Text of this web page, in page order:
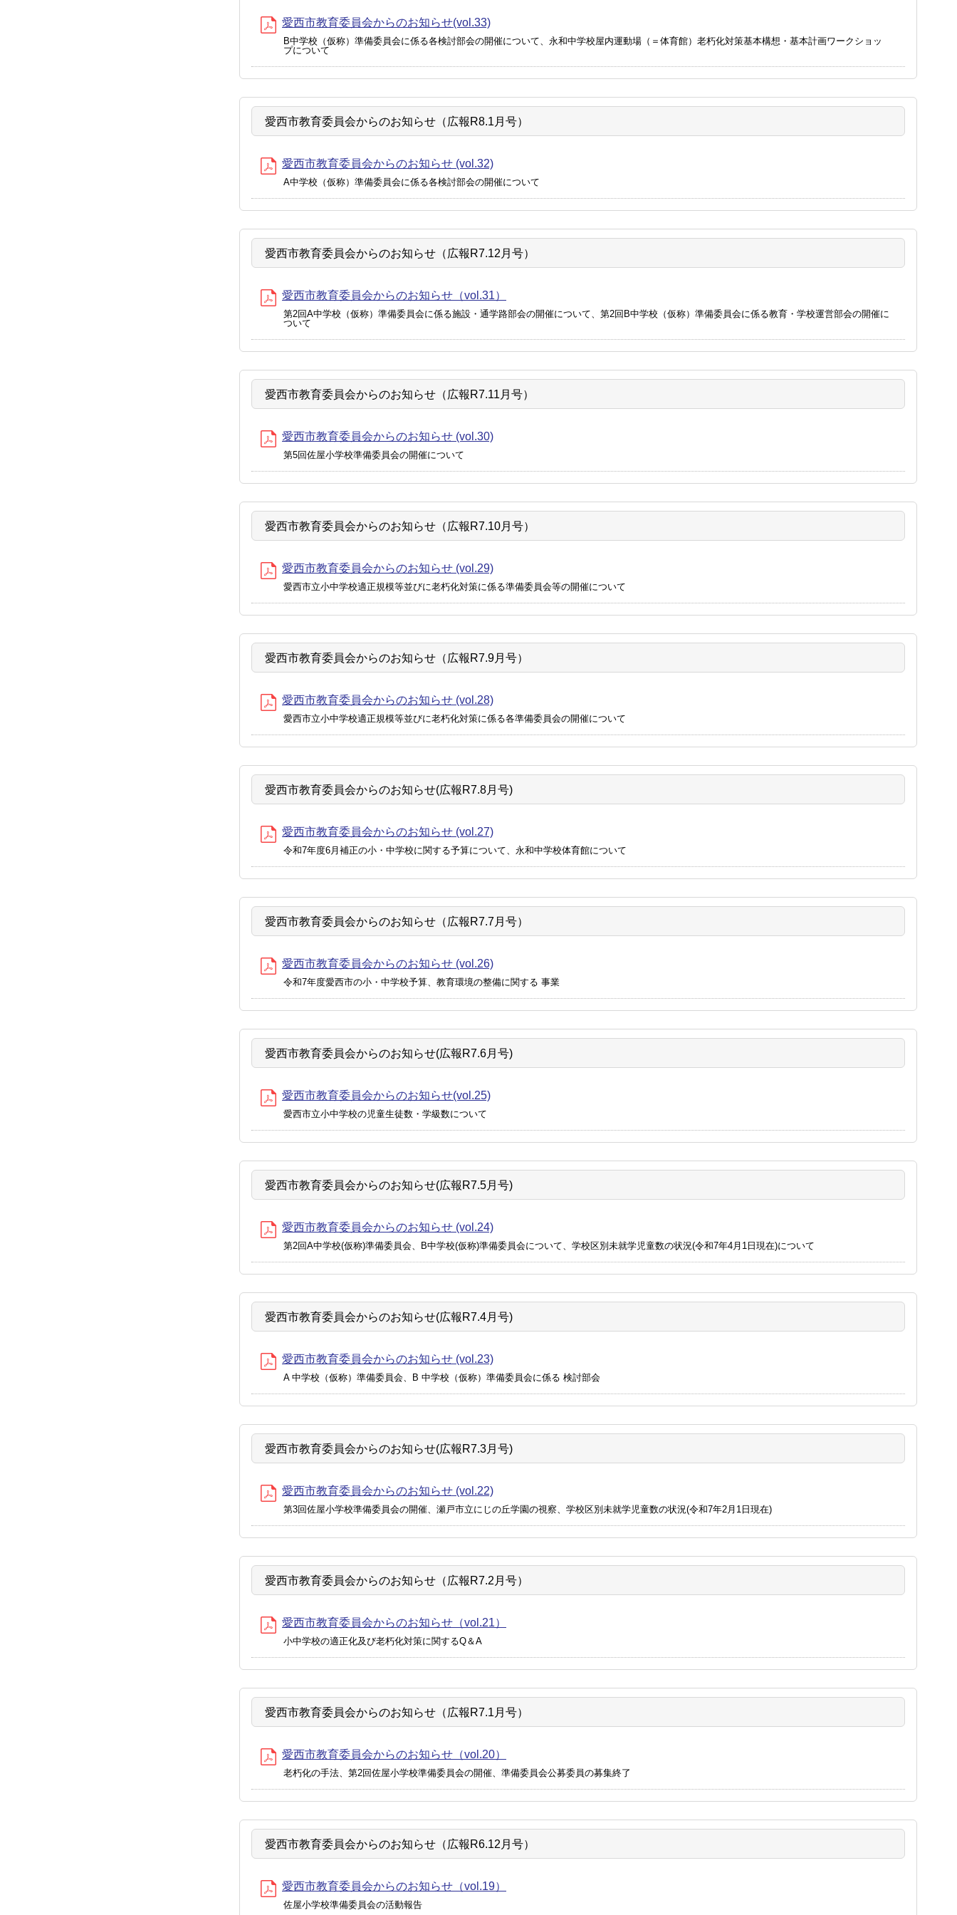
愛西市教育委員会からのお知らせ(vol.33)
B中学校（仮称）準備委員会に係る各検討部会の開催について、永和中学校屋内運動場（＝体育館）老朽化対策基本構想・基本計画ワークショッ
プについて
愛西市教育委員会からのお知らせ（広報R8.1月号）
愛西市教育委員会からのお知らせ (vol.32)
A中学校（仮称）準備委員会に係る各検討部会の開催について
愛西市教育委員会からのお知らせ（広報R7.12月号）
愛西市教育委員会からのお知らせ（vol.31）
第2回A中学校（仮称）準備委員会に係る施設・通学路部会の開催について、第2回B中学校（仮称）準備委員会に係る教育・学校運営部会の開催に
ついて
愛西市教育委員会からのお知らせ（広報R7.11月号）
愛西市教育委員会からのお知らせ (vol.30)
第5回佐屋小学校準備委員会の開催について
愛西市教育委員会からのお知らせ（広報R7.10月号）
愛西市教育委員会からのお知らせ (vol.29)
愛西市立小中学校適正規模等並びに老朽化対策に係る準備委員会等の開催について
愛西市教育委員会からのお知らせ（広報R7.9月号）
愛西市教育委員会からのお知らせ (vol.28)
愛西市立小中学校適正規模等並びに老朽化対策に係る各準備委員会の開催について
愛西市教育委員会からのお知らせ(広報R7.8月号)
愛西市教育委員会からのお知らせ (vol.27)
令和7年度6月補正の小・中学校に関する予算について、永和中学校体育館について
愛西市教育委員会からのお知らせ（広報R7.7月号）
愛西市教育委員会からのお知らせ (vol.26)
令和7年度愛西市の小・中学校予算、教育環境の整備に関する 事業
愛西市教育委員会からのお知らせ(広報R7.6月号)
愛西市教育委員会からのお知らせ(vol.25)
愛西市立小中学校の児童生徒数・学級数について
愛西市教育委員会からのお知らせ(広報R7.5月号)
愛西市教育委員会からのお知らせ (vol.24)
第2回A中学校(仮称)準備委員会、B中学校(仮称)準備委員会について、学校区別未就学児童数の状況(令和7年4月1日現在)について
愛西市教育委員会からのお知らせ(広報R7.4月号)
愛西市教育委員会からのお知らせ (vol.23)
A 中学校（仮称）準備委員会、B 中学校（仮称）準備委員会に係る 検討部会
愛西市教育委員会からのお知らせ(広報R7.3月号)
愛西市教育委員会からのお知らせ (vol.22)
第3回佐屋小学校準備委員会の開催、瀬戸市立にじの丘学園の視察、学校区別未就学児童数の状況(令和7年2月1日現在)
愛西市教育委員会からのお知らせ（広報R7.2月号）
愛西市教育委員会からのお知らせ（vol.21）
小中学校の適正化及び老朽化対策に関するQ＆A
愛西市教育委員会からのお知らせ（広報R7.1月号）
愛西市教育委員会からのお知らせ（vol.20）
老朽化の手法、第2回佐屋小学校準備委員会の開催、準備委員会公募委員の募集終了
愛西市教育委員会からのお知らせ（広報R6.12月号）
愛西市教育委員会からのお知らせ（vol.19）
佐屋小学校準備委員会の活動報告